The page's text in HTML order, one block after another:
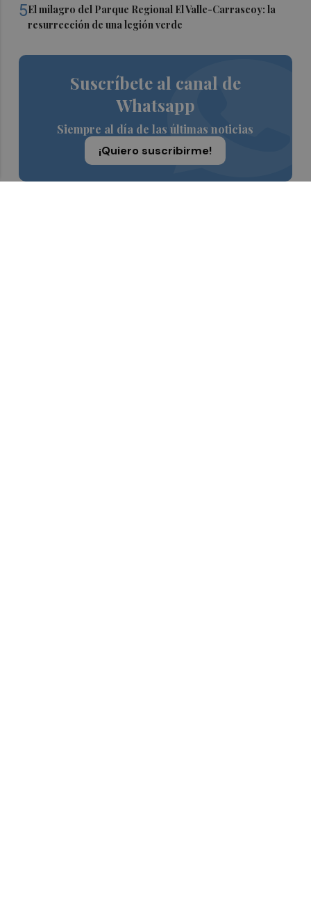
5El milagro del Parque Regional El Valle-Carrascoy: la
resurrección de una legión verde
Suscríbete al canal de
Whatsapp
Siempre al día de las últimas noticias
¡Quiero suscribirme!